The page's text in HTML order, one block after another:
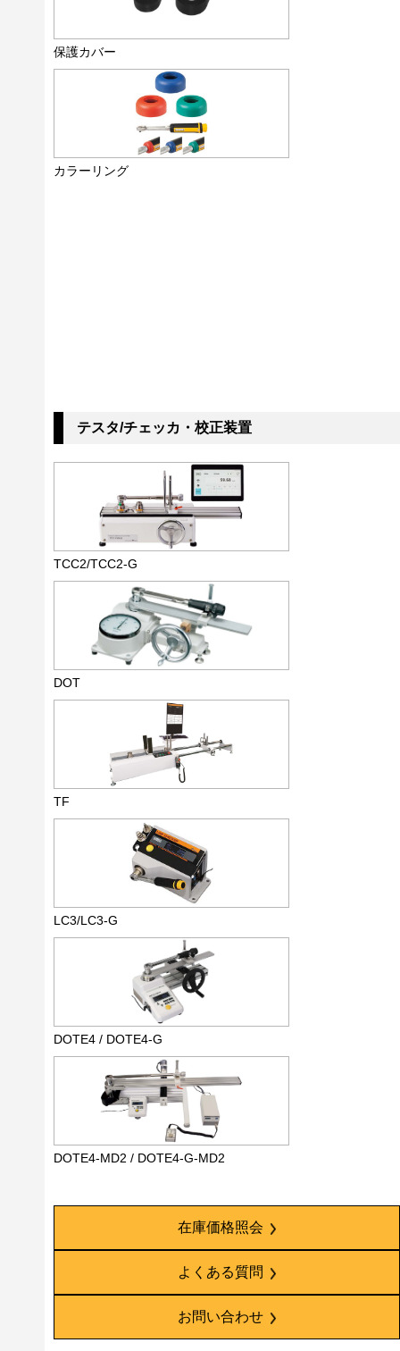
保護カバー
カラーリング
テスタ/チェッカ・校正装置
TCC2/TCC2-G
DOT
TF
LC3/LC3-G
DOTE4 / DOTE4-G
DOTE4-MD2 / DOTE4-G-MD2
在庫価格照会
よくある質問
お問い合わせ